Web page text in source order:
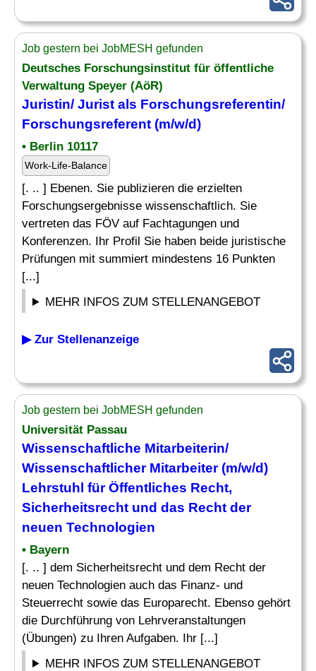
Job gestern bei JobMESH gefunden
Deutsches Forschungsinstitut für öffentliche
Verwaltung Speyer (AöR)
Juristin/ Jurist als Forschungsreferentin/
Forschungsreferent (m/w/d)
• Berlin 10117
Work-Life-Balance
[. .. ] Ebenen. Sie publizieren die erzielten
Forschungsergebnisse wissenschaftlich. Sie
vertreten das FÖV auf Fachtagungen und
Konferenzen. Ihr Profil Sie haben beide juristische
Prüfungen mit summiert mindestens 16 Punkten
[...]
MEHR INFOS ZUM STELLENANGEBOT
▶ Zur Stellenanzeige
Job gestern bei JobMESH gefunden
Universität Passau
Wissenschaftliche Mitarbeiterin/
Wissenschaftlicher Mitarbeiter (m/w/d)
Lehrstuhl für Öffentliches Recht,
Sicherheitsrecht und das Recht der
neuen Technologien
• Bayern
[. .. ] dem Sicherheitsrecht und dem Recht der
neuen Technologien auch das Finanz- und
Steuerrecht sowie das Europarecht. Ebenso gehört
die Durchführung von Lehrveranstaltungen
(Übungen) zu Ihren Aufgaben. Ihr [...]
MEHR INFOS ZUM STELLENANGEBOT